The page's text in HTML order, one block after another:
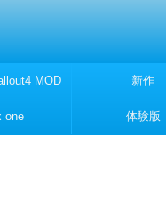
MOD 新作
one 体験版